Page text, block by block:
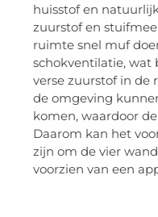
huisstof en
zuurstof en
ruimte snel muf
schokventilatie, wat
verse zuurstof in de
de omgeving
komen, waardoor
Daarom kan het
zijn om de vier
voorzien van een